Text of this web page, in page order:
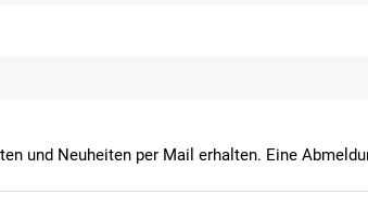
und Neuheiten per Mail erhalten. Eine